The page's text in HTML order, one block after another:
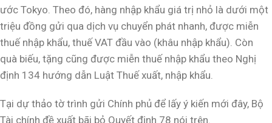
ước Tokyo. Theo đó, hàng nhập khẩu giá trị nhỏ là dưới một
triệu đồng gửi qua dịch vụ chuyển phát nhanh, được miễn
thuế nhập khẩu, thuế VAT đầu vào (khâu nhập khẩu). Còn
quà biếu, tặng cũng được miễn thuế nhập khẩu theo Nghị
định 134 hướng dẫn Luật Thuế xuất, nhập khẩu.
Tại dự thảo tờ trình gửi Chính phủ để lấy ý kiến mới đây, Bộ
Tài chính đề xuất bãi bỏ Quyết định 78 nói trên.